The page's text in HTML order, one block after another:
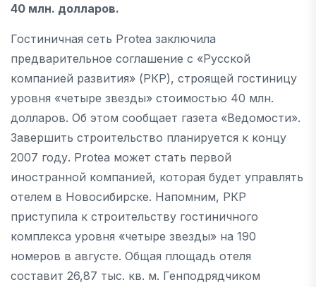
40 млн. долларов.
Гостиничная сеть Protea заключила
предварительное соглашение с «Русской
компанией развития» (РКР), строящей гостиницу
уровня «четыре звезды» стоимостью 40 млн.
долларов. Об этом сообщает газета «Ведомости».
Завершить строительство планируется к концу
2007 году. Protea может стать первой
иностранной компанией, которая будет управлять
отелем в Новосибирске. Напомним, РКР
приступила к строительству гостиничного
комплекса уровня «четыре звезды» на 190
номеров в августе. Общая площадь отеля
составит 26,87 тыс. кв. м. Генподрядчиком